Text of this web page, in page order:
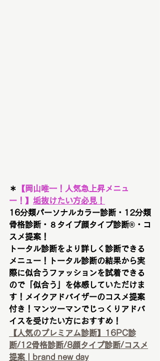
＊ 【 岡山唯一！人気急上昇メニュ
ー！ 】 垢抜けたい方必見！
16分類パーソナルカラー診断・12分類
骨格診断・８タイプ顔タイプ診断®︎・コ
スメ提案！
トータル診断をより詳しく診断できる
メニュー！トータル診断の結果から実
際に似合うファッションを試着できる
ので「似合う」を体感していただけま
す！メイクアドバイザーのコスメ提案
付き！マンツーマンでじっくりアドバ
イスを受けたい方におすすめ！
【人気のプレミアム診断】16PC診
断/12骨格診断/8顔タイプ診断/コスメ
提案 | brand new day